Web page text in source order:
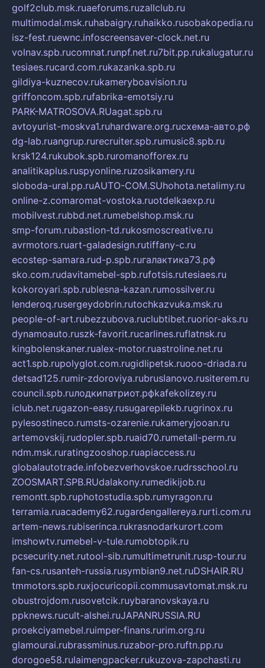
golf2club.msk.ruaeforums.ruzallclub.ru
multimodal.msk.ruhabaigry.ruhaikko.rusobakopedia.ru
isz-fest.ruewnc.infoscreensaver-clock.net.ru
volnav.spb.rucomnat.runpf.net.ru7bit.pp.rukalugatur.ru
tesiaes.rucard.com.rukazanka.spb.ru
gildiya-kuznecov.rukameryboavision.ru
griffoncom.spb.rufabrika-emotsiy.ru
PARK-MATROSOVA.RUagat.spb.ru
avtoyurist-moskva1.ruhardware.org.ruсхема-авто.рф
dg-lab.ruangrup.rurecruiter.spb.rumusic8.spb.ru
krsk124.rukubok.spb.ruromanofforex.ru
analitikaplus.ruspyonline.ruzosikamery.ru
sloboda-ural.pp.ruAUTO-COM.SUhohota.netalimy.ru
online-z.comaromat-vostoka.ruotdelkaexp.ru
mobilvest.rubbd.net.rumebelshop.msk.ru
smp-forum.rubastion-td.rukosmoscreative.ru
avrmotors.ruart-galadesign.rutiffany-c.ru
ecostep-samara.rud-p.spb.ruгалактика73.рф
sko.com.rudavitamebel-spb.rufotsis.rutesiaes.ru
kokoroyari.spb.rublesna-kazan.rumossilver.ru
lenderoq.rusergeydobrin.rutochkazvuka.msk.ru
people-of-art.rubezzubova.ruclubtibet.ruorior-aks.ru
dynamoauto.ruszk-favorit.rucarlines.ruflatnsk.ru
kingbolenskaner.rualex-motor.ruastroline.net.ru
act1.spb.rupolyglot.com.rugidlipetsk.ruooo-driada.ru
detsad125.rumir-zdoroviya.rubruslanovo.rusiterem.ru
council.spb.ruлодкипатриот.рфkafekolizey.ru
iclub.net.rugazon-easy.rusugarepilekb.rugrinox.ru
pylesostineco.rumsts-ozarenie.rukameryjooan.ru
artemovskij.rudopler.spb.ruaid70.rumetall-perm.ru
ndm.msk.ruratingzooshop.ruapiaccess.ru
globalautotrade.infobezverhovskoe.rudrsschool.ru
ZOOSMART.SPB.RUdalakony.rumedikijob.ru
remontt.spb.ruphotostudia.spb.rumyragon.ru
terramia.ruacademy62.rugardengallereya.rurti.com.ru
artem-news.rubiserinca.rukrasnodarkurort.com
imshowtv.rumebel-v-tule.rumobtopik.ru
pcsecurity.net.rutool-sib.rumultimetrunit.rusp-tour.ru
fan-cs.rusanteh-russia.rusymbian9.net.ruDSHAIR.RU
tmmotors.spb.ruxjocuricopii.commusavtomat.msk.ru
obustrojdom.rusovetcik.ruybaranovskaya.ru
ppknews.rucult-alshei.ruJAPANRUSSIA.RU
proekciyamebel.ruimper-finans.rurim.org.ru
glamourai.rubrassminus.ruzabor-pro.ruftn.pp.ru
dorogoe58.rulaimengpacker.rukuzova-zapchasti.ru